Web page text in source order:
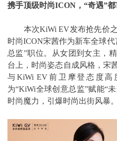
携手顶级时尚ICON，“奇遇”
本次KiWi EV发布抢先价之
时尚ICON宋茜作为新车全球
总监”职位。从女团到女主，
台上，时尚姿态自成风格，宋
与KiWi EV前卫摩登态度
为“KiWi全球创意总监”赋能“
时尚魔力，引爆时尚出街风暴。